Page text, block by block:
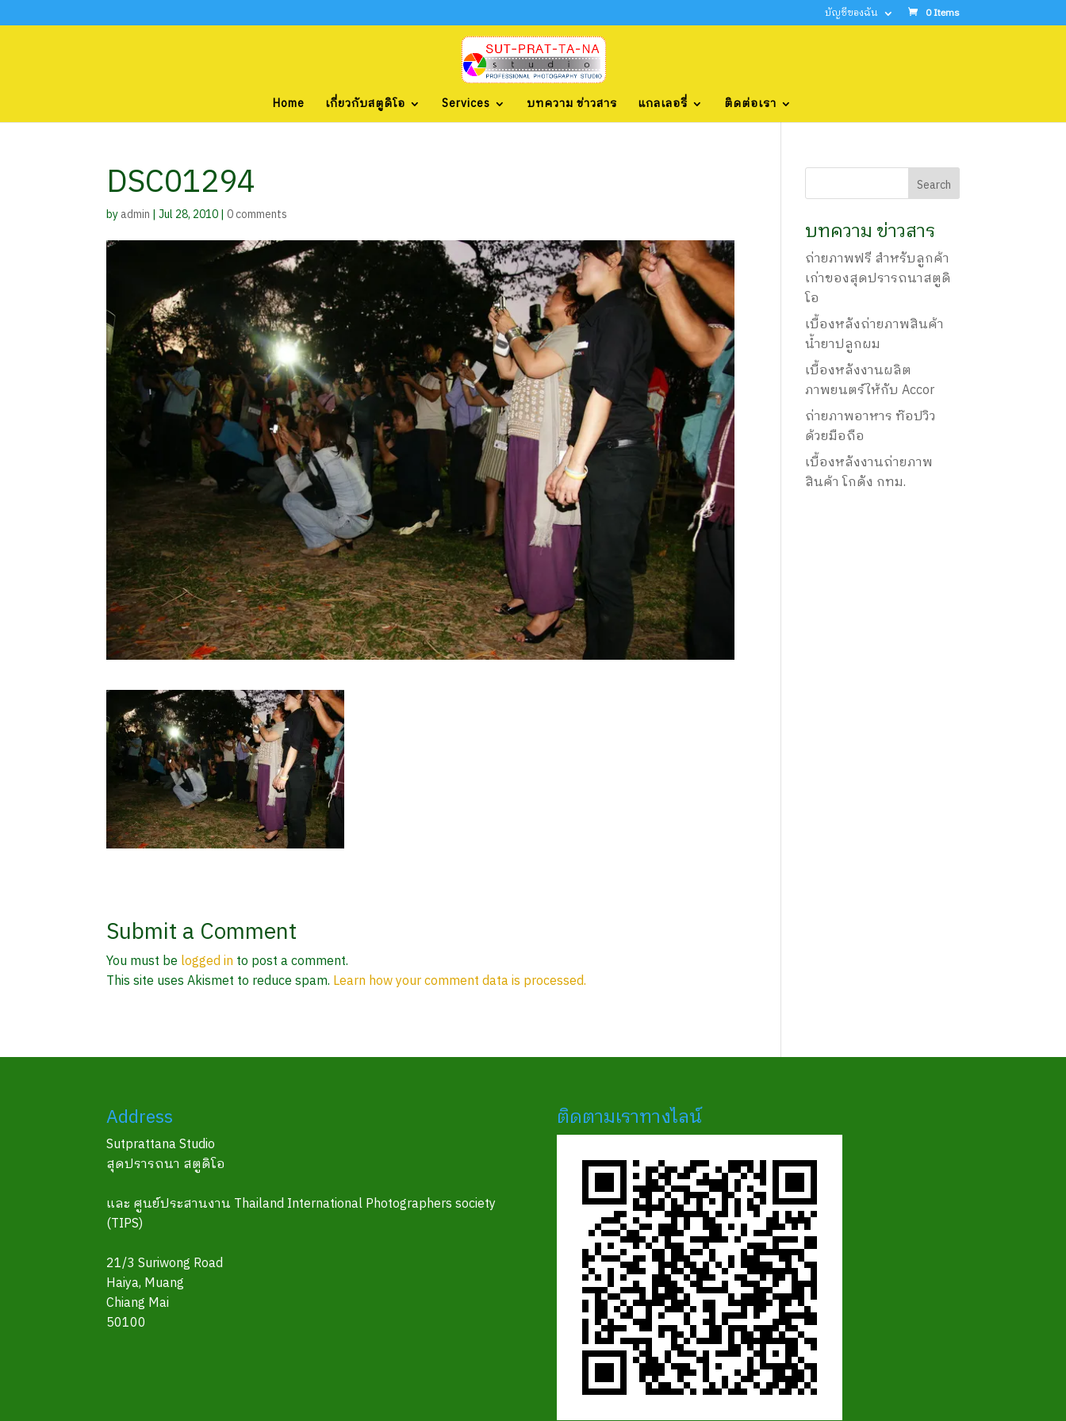
บัญชีของฉัน 0 Items
Home เกี่ยวกับสตูดิโอ Services บทความ ข่าวสาร แกลเลอรี่ ติดต่อเรา
DSC01294
byadmin |Jul 28, 2010|0 comments
Submit a Comment
You must be logged into post a comment.
This site uses Akismet to reduce spam. Learn how your comment data is processed.
บทความ ข่าวสาร
ถ่ายภาพฟรี สำหรับลูกค้า
เก่าของสุดปรารถนาสตูดิ
โอ
เบื้องหลังถ่ายภาพสินค้า
น้ำยาปลูกผม
เบื้องหลังงานผลิต
ภาพยนตร์ให้กับ Accor
ถ่ายภาพอาหาร ท๊อปวิว
ด้วยมือถือ
เบื้องหลังงานถ่ายภาพ
สินค้า โกดัง กทม.
Address
Sutprattana Studio
สุดปรารถนา สตูดิโอ
และ ศูนย์ประสานงาน Thailand International Photographers society
(TIPS)
21/3 Suriwong Road
Haiya, Muang
Chiang Mai
50100
ติดตามเราทางไลน์